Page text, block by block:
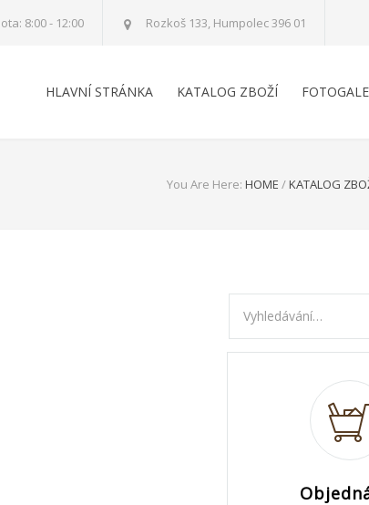
8:00 - 12:00 Rozkoš 133, Humpolec 396 01
HLAVNÍ STRÁNKA KATALOG ZBOŽÍ
You Are Here: HOME /KATALOG